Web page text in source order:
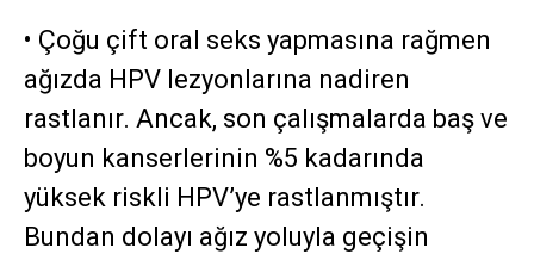
• Çoğu çift oral seks yapmasına rağmen
ağızda HPV lezyonlarına nadiren
rastlanır. Ancak, son çalışmalarda baş ve
boyun kanserlerinin %5 kadarında
yüksek riskli HPV’ye rastlanmıştır.
Bundan dolayı ağız yoluyla geçişin